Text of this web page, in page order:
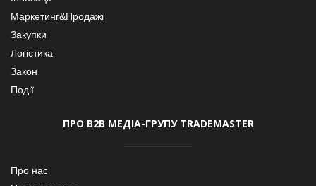
Маркетинг&Продажі
Закупки
Логістика
Закон
Події
ПРО В2В МЕДІА-ГРУПУ TRADEMASTER
Про нас